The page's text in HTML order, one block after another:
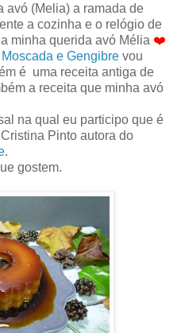
avó (Melia) a ramada de
a cozinha e o relógio de
minha querida avó Mélia ❤️
Moscada e Gengibre vou
é uma receita antiga de
a receita que minha avó
na qual eu participo que é
Pinto autora do
.
gostem.